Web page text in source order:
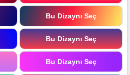
Bu Dizaynı Seç
Bu Dizaynı Seç
Bu Dizaynı Seç